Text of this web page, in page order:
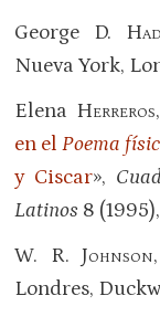
George D.
Nueva York,
Elena Herreros
en elPoema
y Ciscar»,
Latinos 8
W. R. Johnson,
Londres,